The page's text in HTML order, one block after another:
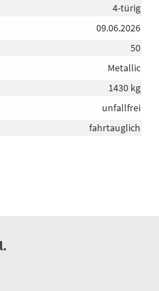
4-türig
09.06.2026
50
Metallic
1430 kg
unfallfrei
fahrtauglich